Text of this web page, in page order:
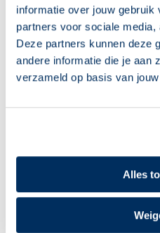
informatie over jouw gebruik
partners voor sociale media,
Deze partners kunnen deze
andere informatie die je aan
verzameld op basis van
Alles
Nieuws
Bibliotheek West-